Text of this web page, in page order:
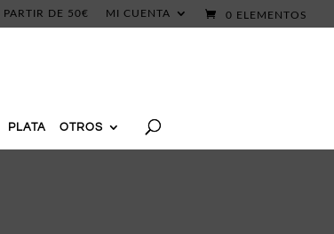
DE 50€ MI CUENTA 0 ELEMENTOS
PLATA OTROS